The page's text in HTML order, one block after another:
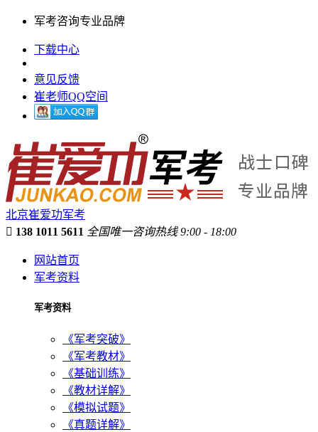
军考咨询专业品牌
下载中心
意见反馈
崔老师QQ空间
北京崔爱功军考
 138 1011 5611 全国唯一咨询热线 9:00 - 18:00
网站首页
军考资料
军考资料
《军考突破》
《军考教材》
《基础训练》
《教材详解》
《模拟试题》
《真题详解》